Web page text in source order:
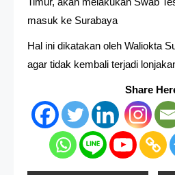
masuk ke Surabaya
Hal ini dikatakan oleh Waliokta
agar tidak kembali terjadi
Share